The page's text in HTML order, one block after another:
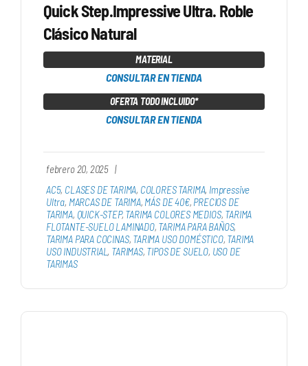
Quick Step.Impressive Ultra. Roble
Clásico Natural
MATERIAL
CONSULTAR EN TIENDA
OFERTA TODO INCLUIDO*
CONSULTAR EN TIENDA
febrero 20, 2025 |
AC5, CLASES DE TARIMA, COLORES TARIMA, Impressive
Ultra, MARCAS DE TARIMA, MÁS DE 40€, PRECIOS DE
TARIMA, QUICK-STEP, TARIMA COLORES MEDIOS, TARIMA
FLOTANTE-SUELO LAMINADO, TARIMA PARA BAÑOS,
TARIMA PARA COCINAS, TARIMA USO DOMÉSTICO, TARIMA
USO INDUSTRIAL , TARIMAS, TIPOS DE SUELO, USO DE
TARIMAS